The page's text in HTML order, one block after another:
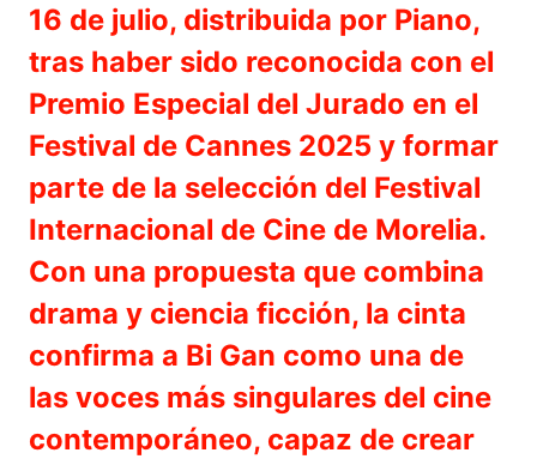
16 de julio, distribuida por Piano,
tras haber sido reconocida con el
Premio Especial del Jurado en el
Festival de Cannes 2025 y formar
parte de la selección del Festival
Internacional de Cine de Morelia.
Con una propuesta que combina
drama y ciencia ficción, la cinta
confirma a Bi Gan como una de
las voces más singulares del cine
contemporáneo, capaz de crear